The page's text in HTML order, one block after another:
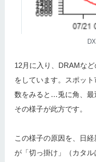
12月に入り、DRAMな
をしています。スポッ
数をみると…兎に角、最
その様子が此方です。
この様子の原因を、日
が「切っ掛け」（カタ